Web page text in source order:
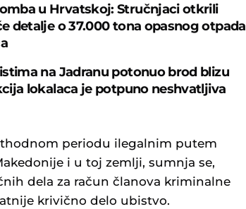
u Hrvatskoj: Stručnjaci otkrili
detalje o 37.000 tona opasnog otpada
na Jadranu potonuo brod blizu
lokalaca je potpuno neshvatljiva
periodu ilegalnim putem
i u toj zemlji, sumnja se,
dela za račun članova kriminalne
krivično delo ubistvo.
30o C